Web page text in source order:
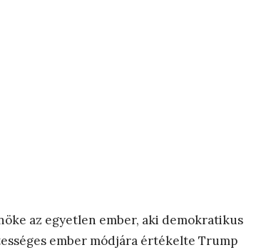
az egyetlen ember, aki demokratikus
ember módjára értékelte Trump